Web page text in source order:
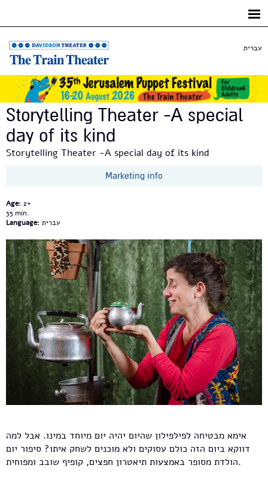
עברית
Storytelling Theater -A special
day of its kind
Storytelling Theater -A special day of its kind
Marketing info
Age: 2+
35
Language: עברית
אימא מבטיחה לפילפילון שהיום יהיה יום מיוחד במינו. אבל למה
דווקא ביום הזה כולם עסוקים ולא מוכנים לשחק איתו? סיפור יום
הולדת מסופר באמצעות תיאטרון חפצים, קופיף שובב ומפוחית.